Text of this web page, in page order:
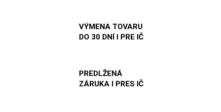
VÝMENA TOVARU
DO 30 DNÍ I PRE IČ
PREDLŽENÁ
ZÁRUKA I PRES IČ